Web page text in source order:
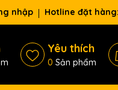
nhập Hotline đặt hàng:
Yêu thích
0 Sản phẩm